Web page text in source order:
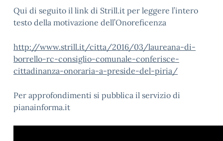
Qui di seguito il link di Strill.it per leggere l’intero
testo della motivazione dell’Onoreficenza
http://www.strill.it/citta/2016/03/laureana-di-
borrello-rc-consiglio-comunale-conferisce-
cittadinanza-onoraria-a-preside-del-piria/
Per approfondimenti si pubblica il servizio di
pianainforma.it